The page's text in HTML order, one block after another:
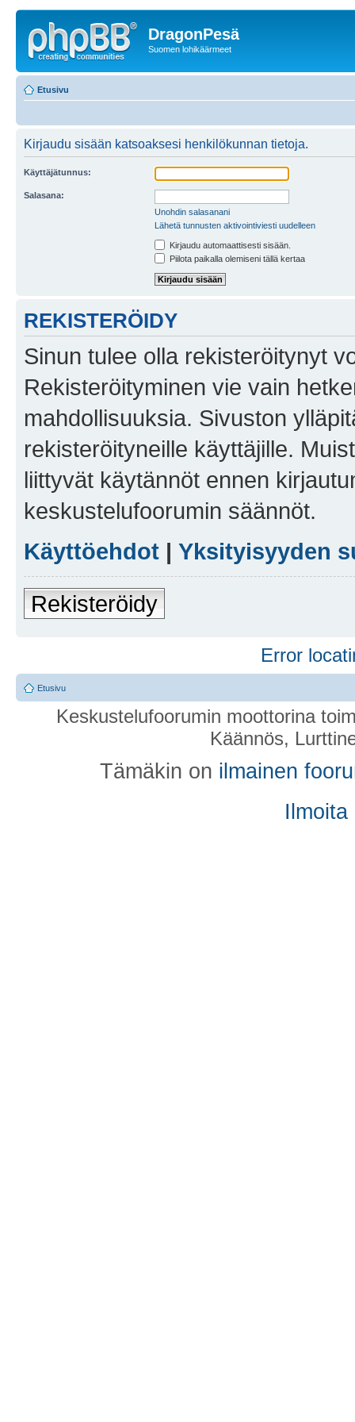
DragonPesä
Suomen lohikäärmeet
Etusivu
Kirjaudu sisään katsoaksesi henkilökunnan tietoja.
Käyttäjätunnus:
Salasana:
Unohdin salasanani
Lähetä tunnusten aktivointiviesti uudelleen
Kirjaudu automaattisesti sisään.
Piilota paikalla olemiseni tällä kertaa
REKISTERÖIDY
Sinun tulee olla rekisteröitynyt
Rekisteröityminen vie vain
mahdollisuuksia. Sivuston
rekisteröityneille käyttäjille.
liittyvät käytännöt ennen
keskustelufoorumin säännöt.
Käyttöehdot | Yksityisyyden
Rekisteröidy
Error
Etusivu
Keskustelufoorumin moottorina
Käännös,
Tämäkin on ilmainen